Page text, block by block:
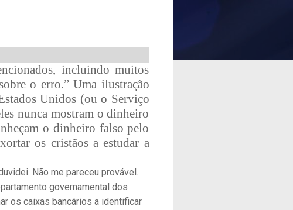
incluindo muitos
o erro.” Uma ilustração
Unidos (ou o Serviço
nunca mostram o dinheiro
o dinheiro falso pelo
os cristãos a estudar a
Não me pareceu provável.
governamental dos
os caixas bancários a identificar